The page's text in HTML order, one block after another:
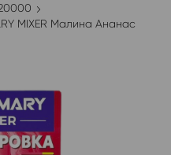
MIXER Малина Ананас